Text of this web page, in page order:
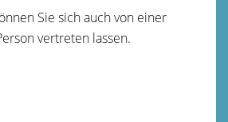
Sie sich auch von einer
vertreten lassen.